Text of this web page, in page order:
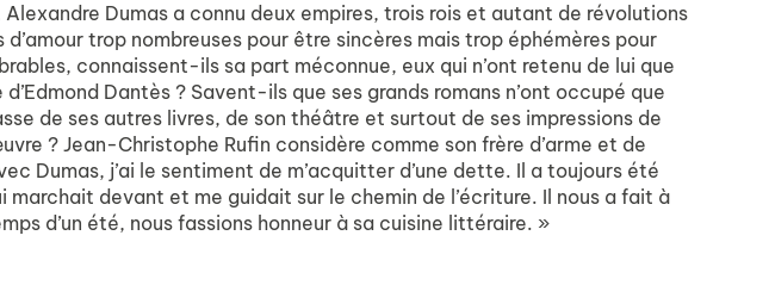
Dumas a connu deux empires, trois rois et autant de révolutions
trop nombreuses pour être sincères mais trop éphémères pour
connaissent-ils sa part méconnue, eux qui n’ont retenu de lui que
Dantès ? Savent-ils que ses grands romans n’ont occupé que
de ses autres livres, de son théâtre et surtout de ses impressions de
? Jean-Christophe Rufin considère comme son frère d’arme et de
Dumas, j’ai le sentiment de m’acquitter d’une dette. Il a toujours été
marchait devant et me guidait sur le chemin de l’écriture. Il nous a fait à
d’un été, nous fassions honneur à sa cuisine littéraire. »